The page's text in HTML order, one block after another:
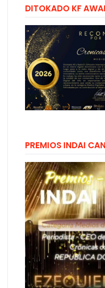
DITOKADO KF
PREMIOS INDAI